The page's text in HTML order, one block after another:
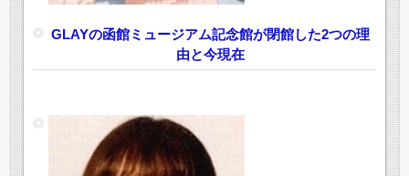
GLAYの函館ミュージアム記念館が閉館した2つの理
由と今現在